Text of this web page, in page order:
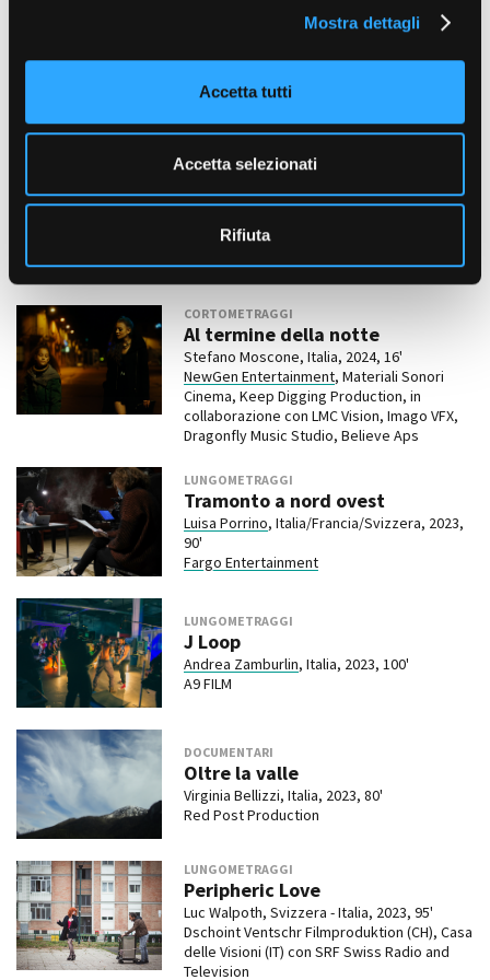
Mostra dettagli
Accetta tutti
Accetta selezionati
Rifiuta
Francesco Catarinolo
Studio Pandora
SERIE TV
Giuseppe Bonito, Italia, 2024, 2 x 100'
CORTOMETRAGGI
Al termine della notte
Stefano Moscone, Italia, 2024, 16'
NewGen Entertainment, Materiali Sonori
Cinema, Keep Digging Production, in
collaborazione con LMC Vision, Imago VFX,
Dragonfly Music Studio, Believe Aps
LUNGOMETRAGGI
Tramonto a nord ovest
Luisa Porrino, Italia/Francia/Svizzera, 2023,
90'
Fargo Entertainment
LUNGOMETRAGGI
J Loop
Andrea Zamburlin, Italia, 2023, 100'
A9 FILM
DOCUMENTARI
Oltre la valle
Virginia Bellizzi, Italia, 2023, 80'
Red Post Production
LUNGOMETRAGGI
Peripheric Love
Luc Walpoth, Svizzera - Italia, 2023, 95'
Dschoint Ventschr Filmproduktion (CH), Casa
delle Visioni (IT) con SRF Swiss Radio and
Television